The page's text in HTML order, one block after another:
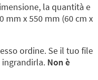
la quantità e
mm x 550 mm (60 cm x
ordine. Se il tuo file
Non è